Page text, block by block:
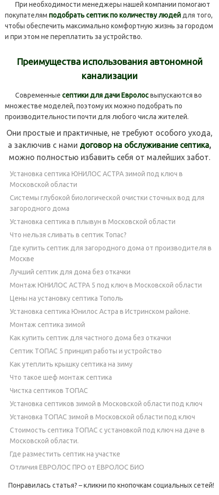
При необходимости менеджеры нашей компании помогают
покупателям подобрать септик по количеству людей для того,
чтобы обеспечить максимально комфортную жизнь за городом
и при этом не переплатить за устройство.
Преимущества использования автономной
канализации
Современные септики для дачи Евролосвыпускаются во
множестве моделей, поэтому их можно подобрать по
производительности почти для любого числа жителей.
Они простые и практичные, не требуют особого ухода,
а заключив с нами договор на обслуживание септика,
можно полностью избавить себя от малейших забот.
Установка септика ЮНИЛОС АСТРА зимой под ключ в
Московской области
Системы глубокой биологической очистки сточных вод для
загородного дома
Установка септика в плывун в Московской области
Что нельзя сливать в септик Топас?
Где купить септик для загородного дома от производителя в
Москве
Лучший септик для дома без откачки
Монтаж ЮНИЛОС АСТРА 5 под ключ в Московской области
Цены на установку септика Тополь
Установка септика Юнилос Астра в Истринском районе.
Монтаж септика зимой
Как купить септик для частного дома без откачки
Септик ТОПАС 5 принцип работы и устройство
Как утеплить крышку септика на зиму
Что такое шеф монтаж септика
Чистка септиков ТОПАС
Установка септиков зимой в Московской области под ключ
Установка ТОПАС зимой в Московской области под ключ
Стоимость септика ТОПАС с установкой под ключ на даче в
Московской области.
Где разместить септик на участке
Отличия ЕВРОЛОС ПРО от ЕВРОЛОС БИО
Понравилась статья? – кликни по кнопочкам социальных сетей!